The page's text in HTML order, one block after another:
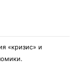
«кризис» и